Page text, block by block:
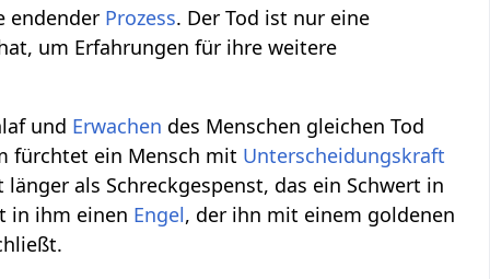
endender Prozess. Der Tod ist nur eine
um Erfahrungen für ihre weitere
und Erwachen des Menschen gleichen Tod
fürchtet ein Mensch mit Unterscheidungskraft
als Schreckgespenst, das ein Schwert in
in ihm einen Engel, der ihn mit einem goldenen